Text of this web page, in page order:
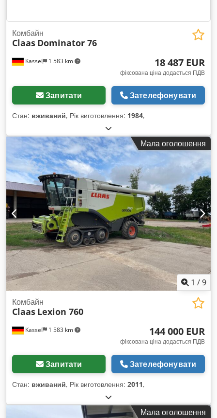
Kassel 1 583 km
Комбайн
Claas Dominator 76
18 487 EUR
фіксована ціна додається ПДВ
Запитати Зателефонувати
Стан: вживаний, Рік виготовлення: 1984,
Мала оголошення
1 /9
Kassel 1 583 km
Комбайн
Claas Lexion 760
144 000 EUR
фіксована ціна додається ПДВ
Запитати Зателефонувати
Стан: вживаний, Рік виготовлення: 2011,
Мала оголошення